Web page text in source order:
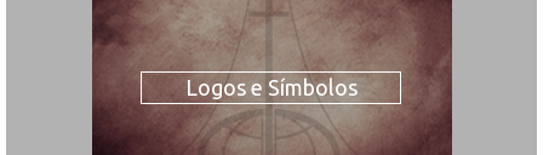
Logos e Símbolos